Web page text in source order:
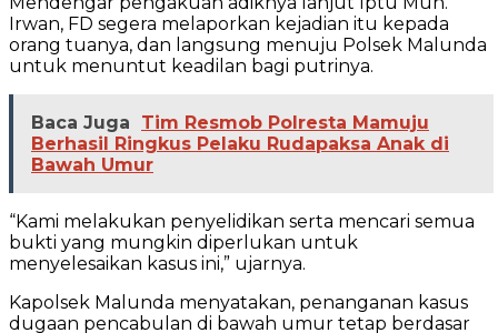
Irwan, FD segera melaporkan kejadian itu kepada
orang tuanya, dan langsung menuju Polsek Malunda
untuk menuntut keadilan bagi putrinya.
Baca Juga
Tim Resmob Polresta Mamuju
Berhasil Ringkus Pelaku Rudapaksa Anak di
Bawah Umur
“Kami melakukan penyelidikan serta mencari semua
bukti yang mungkin diperlukan untuk
menyelesaikan kasus ini,” ujarnya.
Kapolsek Malunda menyatakan, penanganan kasus
dugaan pencabulan di bawah umur tetap berdasar